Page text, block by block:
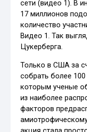
сети (видео 1). В
17 миллионов
количество
Видео 1. Так
Цукерберга.
Только в США за
собрать более
которым ученые
из наиболее
факторов